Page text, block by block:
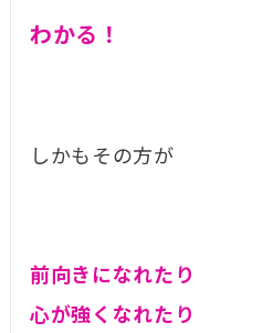
わかる！
しかもその方が
前向きになれたり
心が強くなれたり